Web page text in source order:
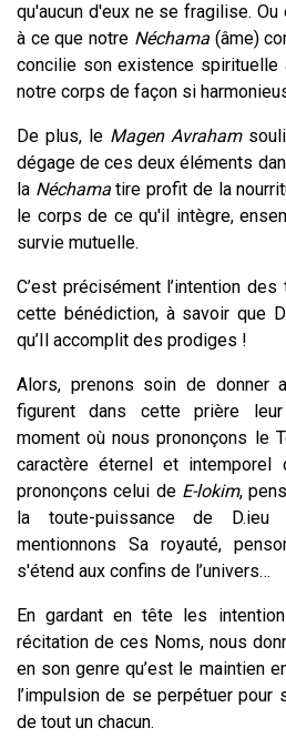
qu'aucun d'eux ne se fragilise.
à ce que notre Néchama (âme)
concilie son existence
notre corps de façon si
De plus, le Magen Avraham
dégage de ces deux éléments
la Néchamatire profit de la
le corps de ce qu'il intègre,
survie mutuelle.
C’est précisément l’intention
cette bénédiction, à savoir que
qu’Il accomplit des prodiges !
Alors, prenons soin de donner
figurent dans cette prière
moment où nous prononçons le
caractère éternel et intemporel
prononçons celui de E-lokim,
la toute-puissance de
mentionnons Sa royauté,
s'étend aux confins de l’univers…
En gardant en tête les
récitation de ces Noms, nous
en son genre qu’est le maintien
l’impulsion de se perpétuer
de tout un chacun.